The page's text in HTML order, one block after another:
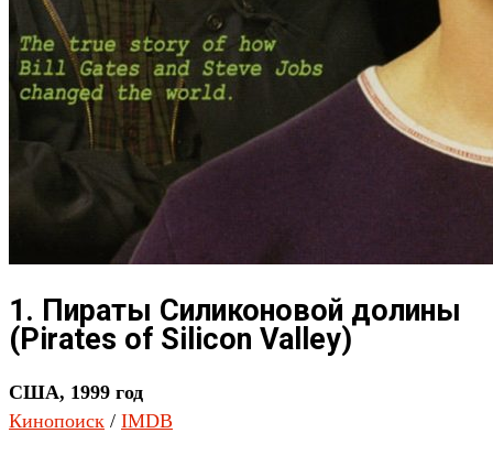
1. Пираты Силиконовой долины
(Pirates of Silicon Valley)
США, 1999 год
Кинопоиск / IMDB